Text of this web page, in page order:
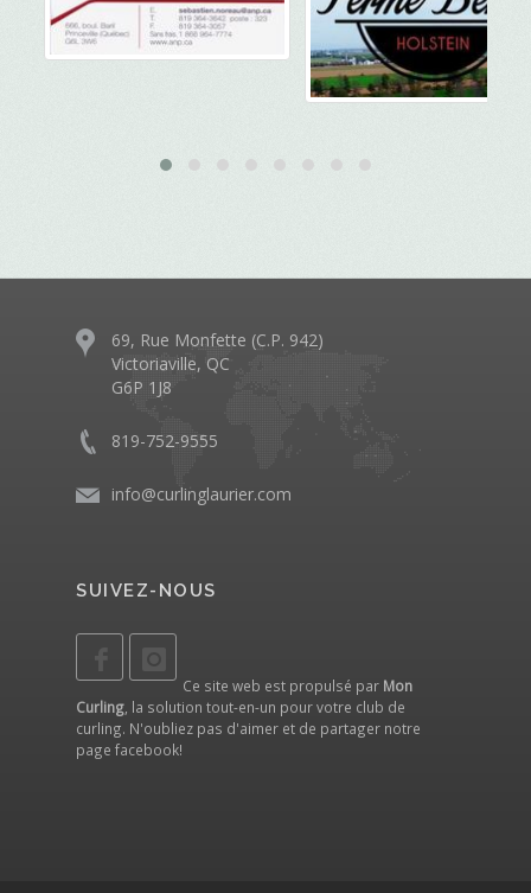
69, Rue Monfette (C.P. 942)
Victoriaville, QC
G6P 1J8
819-752-9555
info@curlinglaurier.com
SUIVEZ-NOUS
Ce site web est propulsé par Mon
Curling , la solution tout-en-un pour votre club de
curling. N'oubliez pas d'aimer et de partager notre
page facebook!